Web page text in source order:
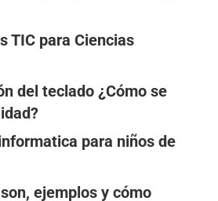
TIC para Ciencias
del teclado ¿Cómo se
para niños de
ejemplos y cómo